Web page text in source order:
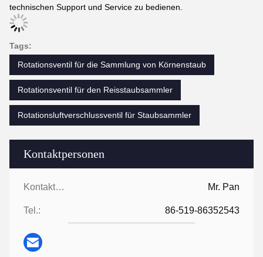
Kontaktpersonen
Kontaktpersonen: Mr. Pan
Tel.: 86-519-86352543
technischen Support und Service zu bedienen.
Tags:
Rotationsventil für die Sammlung von Körnenstaub
Rotationsventil für den Reisstaubsammler
Rotationsluftverschlussventil für Staubsammler